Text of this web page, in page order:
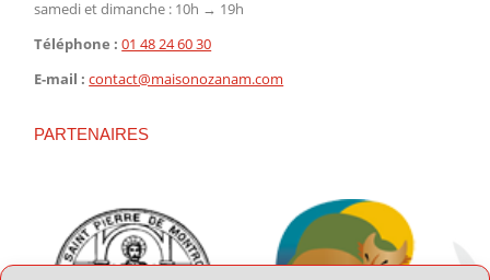
samedi et dimanche : 10h → 19h
Téléphone : 01 48 24 60 30
E-mail : contact@maisonozanam.com
PARTENAIRES